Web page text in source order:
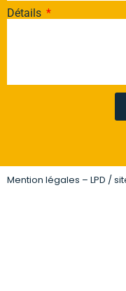
Détails
Mention légales – LPD /